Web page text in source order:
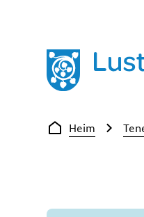
Du er her:
Heim